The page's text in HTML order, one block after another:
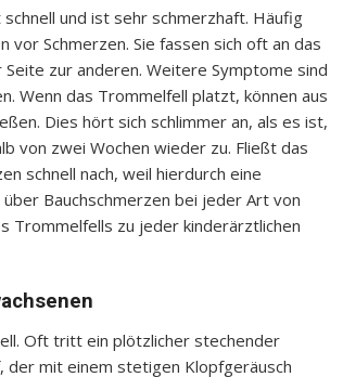
und ist sehr schmerzhaft. Häufig
vor Schmerzen. Sie fassen sich oft an das
zur anderen. Weitere Symptome sind
Wenn das Trommelfell platzt, können aus
Dies hört sich schlimmer an, als es ist,
von zwei Wochen wieder zu. Fließt das
schnell nach, weil hierdurch eine
Bauchschmerzen bei jeder Art von
Trommelfells zu jeder kinderärztlichen
Oft tritt ein plötzlicher stechender
der mit einem stetigen Klopfgeräusch